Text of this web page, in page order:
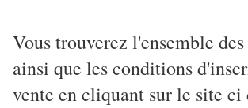
Vous trouverez l'ensemble
ainsi que les conditions
vente en cliquant sur le site ci